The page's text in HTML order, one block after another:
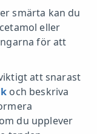
smärta kan du
eller
för att
att snarast
och beskriva
du upplever